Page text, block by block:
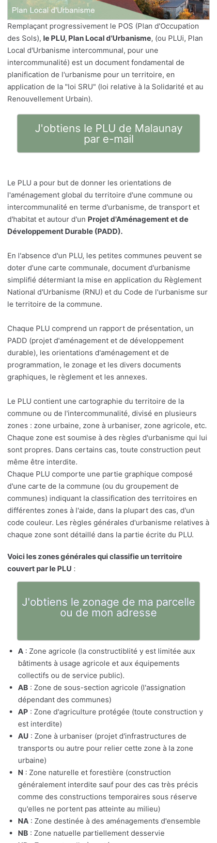
Remplaçant progressivement le POS (Plan d'Occupation
des Sols), le PLU, Plan Local d'Urbanisme, (ou PLUi, Plan
Local d'Urbanisme intercommunal, pour une
intercommunalité) est un document fondamental de
planification de l'urbanisme pour un territoire, en
application de la "loi SRU" (loi relative à la Solidarité et au
Renouvellement Urbain).
J'obtiens le PLU de Malaunay
par e-mail
Le PLU a pour but de donner les orientations de
l'aménagement global du territoire d'une commune ou
intercommunalité en terme d'urbanisme, de transport et
d'habitat et autour d'un Projet d'Aménagement et de
Développement Durable (PADD).
En l'absence d'un PLU, les petites communes peuvent se
doter d'une carte communale, document d'urbanisme
simplifié détermiant la mise en application du Règlement
National d'Urbanisme (RNU) et du Code de l'urbanisme sur
le territoire de la commune.
Chaque PLU comprend un rapport de présentation, un
PADD (projet d'aménagement et de développement
durable), les orientations d'aménagement et de
programmation, le zonage et les divers documents
graphiques, le règlement et les annexes.
Le PLU contient une cartographie du territoire de la
commune ou de l'intercommunalité, divisé en plusieurs
zones : zone urbaine, zone à urbaniser, zone agricole, etc.
Chaque zone est soumise à des règles d'urbanisme qui lui
sont propres. Dans certains cas, toute construction peut
même être interdite.
Chaque PLU comporte une partie graphique composé
d'une carte de la commune (ou du groupement de
communes) indiquant la classification des territoires en
différentes zones à l'aide, dans la plupart des cas, d'un
code couleur. Les règles générales d'urbanisme relatives à
chaque zone sont détaillé dans la partie écrite du PLU.
Voici les zones générales qui classifie un territoire
couvert par le PLU :
J'obtiens le zonage de ma parcelle
ou de mon adresse
A : Zone agricole (la constructiblité y est limitée aux
bâtiments à usage agricole et aux équipements
collectifs ou de service public).
AB : Zone de sous-section agricole (l'assignation
dépendant des communes)
AP : Zone d'agriculture protégée (toute construction y
est interdite)
AU : Zone à urbaniser (projet d'infrastructures de
transports ou autre pour relier cette zone à la zone
urbaine)
N : Zone naturelle et forestière (construction
généralement interdite sauf pour des cas très précis
comme des constructions temporaires sous réserve
qu'elles ne portent pas atteinte au milieu)
NA : Zone destinée à des aménagements d'ensemble
NB : Zone natuelle partiellement desservie